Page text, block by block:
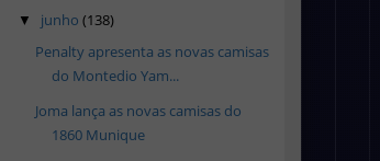
▼ junho (138)
Penalty apresenta as novas camisas
do Montedio Yam...
Joma lança as novas camisas do
1860 Munique